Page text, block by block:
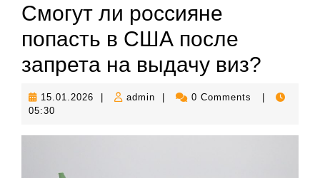
Смогут ли россияне
попасть в США после
запрета на выдачу виз?
15.01.2026 15.01.2026
admin admin 0 Comments
05:30